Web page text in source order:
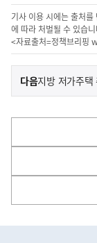
기사 이용 시에는 출처
에 따라 처벌될 수 있습
<자료출처=정책브리핑
이
전
다
음
다음기
지방 저가주